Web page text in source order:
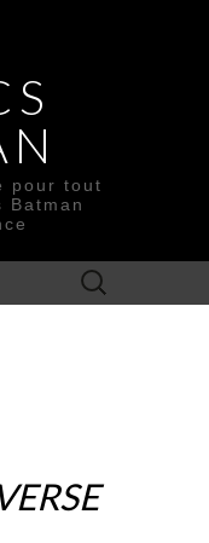
pour tout
Batman
Rechercher :